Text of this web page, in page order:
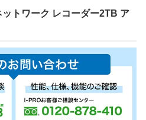
トワーク レコーダー2TB ア